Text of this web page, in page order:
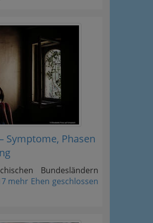
Symptome, Phasen
Bundesländern
mehr Ehen geschlossen